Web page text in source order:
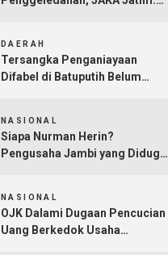
DAERAH
Tersangka Penganiayaan
Difabel di Batuputih Belum
NASIONAL
Siapa Nurman Herin?
Pengusaha Jambi yang Diduga
NASIONAL
OJK Dalami Dugaan Pencucian
Uang Berkedok Usaha